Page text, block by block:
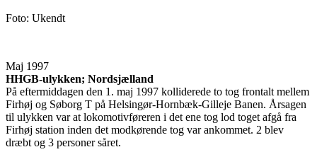
Foto: Ukendt
Maj 1997
HHGB-ulykken; Nordsjælland
På eftermiddagen den 1. maj 1997 kolliderede to tog frontalt mellem
Firhøj og Søborg T på Helsingør-Hornbæk-Gilleje Banen. Årsagen
til ulykken var at lokomotivføreren i det ene tog lod toget afgå fra
Firhøj station inden det modkørende tog var ankommet. 2 blev
dræbt og 3 personer såret.